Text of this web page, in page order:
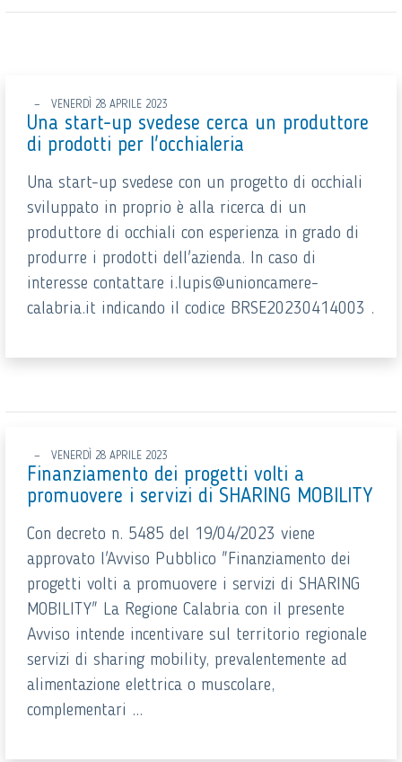
VENERDÌ 28 APRILE 2023
Una start-up svedese cerca un produttore
di prodotti per l'occhialeria
Una start-up svedese con un progetto di occhiali
sviluppato in proprio è alla ricerca di un
produttore di occhiali con esperienza in grado di
produrre i prodotti dell'azienda. In caso di
interesse contattare i.lupis@unioncamere-
calabria.it indicando il codice BRSE20230414003 .
VENERDÌ 28 APRILE 2023
Finanziamento dei progetti volti a
promuovere i servizi di SHARING MOBILITY
Con decreto n. 5485 del 19/04/2023 viene
approvato l'Avviso Pubblico "Finanziamento dei
progetti volti a promuovere i servizi di SHARING
MOBILITY" La Regione Calabria con il presente
Avviso intende incentivare sul territorio regionale
servizi di sharing mobility, prevalentemente ad
alimentazione elettrica o muscolare,
complementari ...